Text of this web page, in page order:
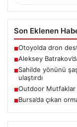
Son Eklenen
■Otoyolda dron
■Aleksey
■Sahilde yönünü
ulaştırdı
■Outdoor Mutfaklar
■Bursa’da çıkan